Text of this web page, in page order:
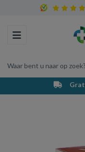
Toggle navigation
Waar bent u naar op zoek?
Winkelwagen
Vul